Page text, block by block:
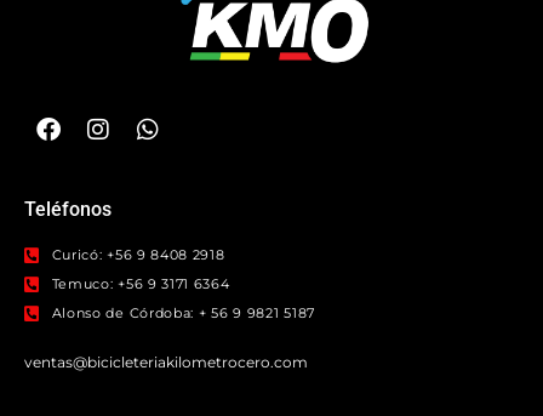
Teléfonos
Curicó: +56 9 8408 2918
Temuco: +56 9 3171 6364
Alonso de Córdoba: + 56 9 9821 5187
ventas@bicicleteriakilometrocero.com